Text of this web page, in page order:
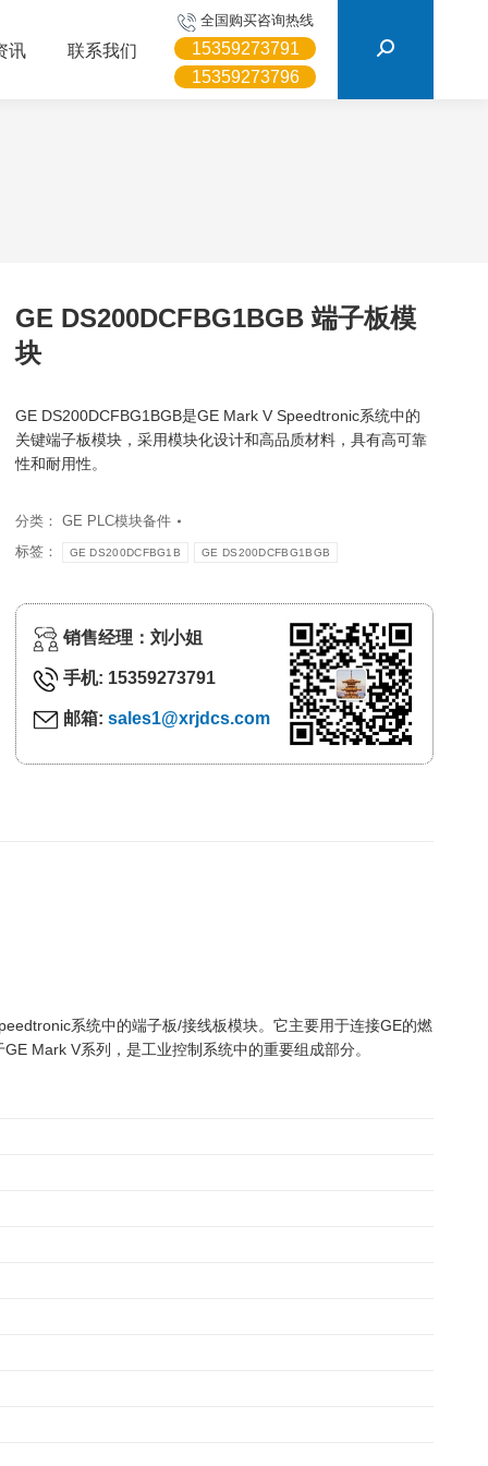
讯 联系我们
全国购买咨询热线
15359273791
15359273796
GE DS200DCFBG1BGB 端子板模
块
GE DS200DCFBG1BGB是GE Mark V Speedtronic系统中的
关键端子板模块，采用模块化设计和高品质材料，具有高可靠
性和耐用性。
分类： GE PLC模块备件
标签：
GE DS200DCFBG1B GE DS200DCFBG1BGB
销售经理：刘小姐
手机: 15359273791
邮箱: sales1@xrjdcs.com
系统中的端子板/接线板模块。它主要用于连接GE的燃
Mark V系列，是工业控制系统中的重要组成部分。